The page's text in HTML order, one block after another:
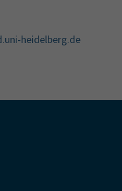
heidelberg.de